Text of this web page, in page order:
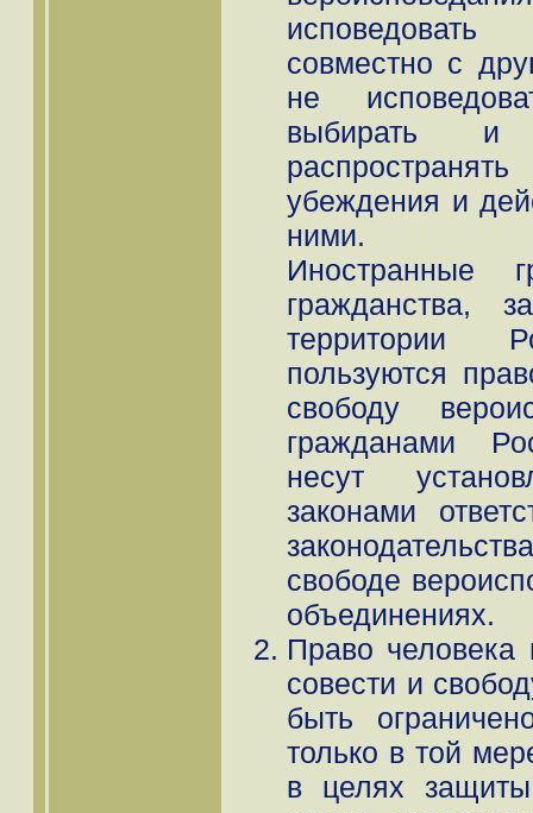
совместно с
не
выбирать
убеждения и
ними.
Иностранные
гражданства,
территории
пользуются
свободу
гражданами
несут
законами
свободе
объединениях.
Право человека
совести и
быть
только в той
в целях защиты